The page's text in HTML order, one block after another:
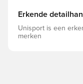
Erkende
Unisport is een
merken